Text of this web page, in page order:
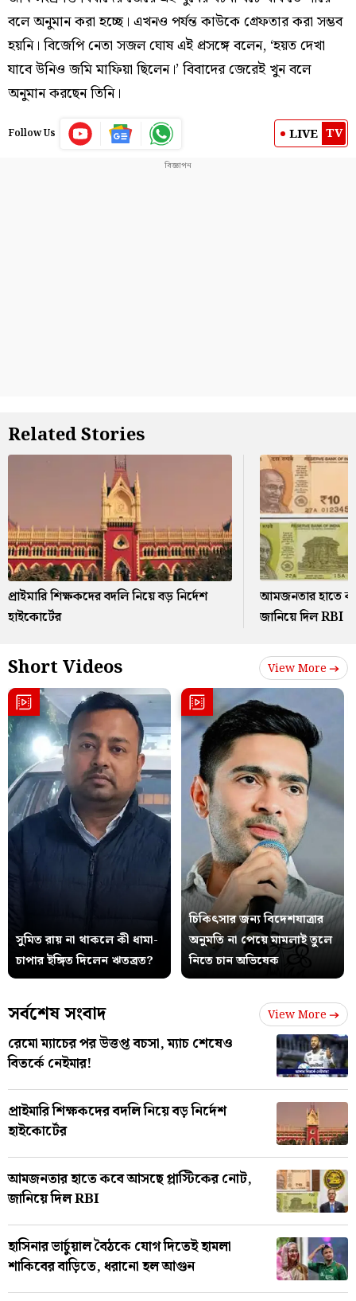
বলে অনুমান করা হচ্ছে। এখনও পর্যন্ত কাউকে গ্রেফতার করা সম্ভব
হয়নি। বিজেপি নেতা সজল ঘোষ এই প্রসঙ্গে বলেন, ‘হয়ত দেখা
যাবে উনিও জমি মাফিয়া ছিলেন।’ বিবাদের জেরেই খুন বলে
অনুমান করছেন তিনি।
Follow Us LIVE TV
Related Stories
প্রাইমারি শিক্ষকদের বদলি নিয়ে বড় নির্দেশ
হাইকোর্টের
আমজনতার হাতে
জানিয়ে দিল RBI
Short Videos View More
সুমিত রায় না থাকলে কী ধামা-
চাপার ইঙ্গিত দিলেন ঋতব্রত?
চিকিৎসার জন্য বিদেশযাত্রার
অনুমতি না পেয়ে মামলাই তুলে
নিতে চান অভিষেক
সর্বশেষ সংবাদ View More
রেমো ম্যাচের পর উত্তপ্ত বচসা, ম্যাচ শেষেও
বিতর্কে নেইমার!
প্রাইমারি শিক্ষকদের বদলি নিয়ে বড় নির্দেশ
হাইকোর্টের
আমজনতার হাতে কবে আসছে প্লাস্টিকের নোট,
জানিয়ে দিল RBI
হাসিনার ভার্চুয়াল বৈঠকে যোগ দিতেই হামলা
শাকিবের বাড়িতে, ধরানো হল আগুন